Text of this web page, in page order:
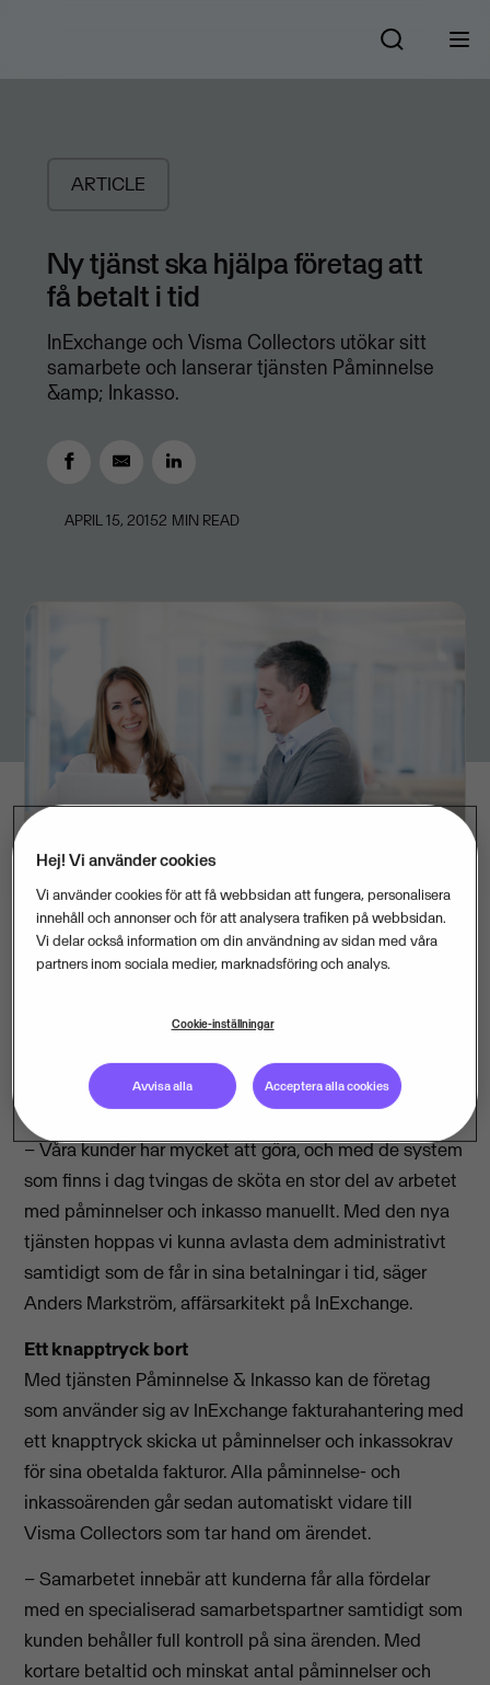
ARTICLE
Ny tjänst ska hjälpa företag att
få betalt i tid
InExchange och Visma Collectors utökar sitt
samarbete och lanserar tjänsten Påminnelse
&amp; Inkasso.
APRIL 15, 20152 MIN READ
förenkla påminnelseprocessen för tusentals företag
landet över.
– Våra kunder har mycket att göra, och med de system
som finns i dag tvingas de sköta en stor del av arbetet
med påminnelser och inkasso manuellt. Med den nya
tjänsten hoppas vi kunna avlasta dem administrativt
samtidigt som de får in sina betalningar i tid, säger
Anders Markström, affärsarkitekt på InExchange.
Ett knapptryck bort
Med tjänsten Påminnelse & Inkasso kan de företag
som använder sig av InExchange fakturahantering med
ett knapptryck skicka ut påminnelser och inkassokrav
för sina obetalda fakturor. Alla påminnelse- och
inkassoärenden går sedan automatiskt vidare till
Visma Collectors som tar hand om ärendet.
– Samarbetet innebär att kunderna får alla fördelar
med en specialiserad samarbetspartner samtidigt som
kunden behåller full kontroll på sina ärenden. Med
kortare betaltid och minskat antal påminnelser och
Hej! Vi använder cookies
Vi använder cookies för att få webbsidan att fungera, personalisera
innehåll och annonser och för att analysera trafiken på webbsidan.
Vi delar också information om din användning av sidan med våra
partners inom sociala medier, marknadsföring och analys.
Cookie-inställningar
Avvisa alla Acceptera alla cookies